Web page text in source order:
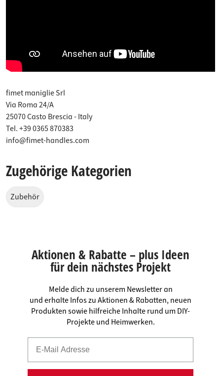
fimet maniglie Srl
Via Roma 24/A
25070 Casto Brescia - Italy
Tel. +39 0365 870383
info@fimet-handles.com
Zugehörige Kategorien
Zubehör
Aktionen & Rabatte – plus Ideen
für dein nächstes Projekt
Melde dich zu unserem Newsletter an
und erhalte Infos zu Aktionen & Rabatten, neuen
Produkten sowie hilfreiche Inhalte rund um DIY-
Projekte und Heimwerken.